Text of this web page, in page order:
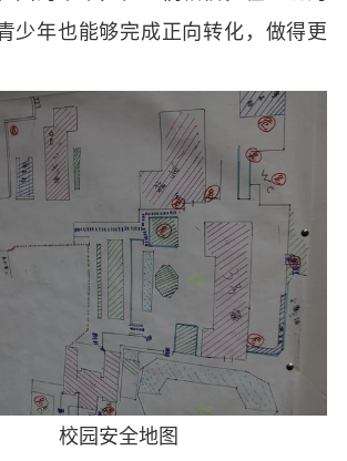
少年也能够完成正向转化，做得更
校园安全地图